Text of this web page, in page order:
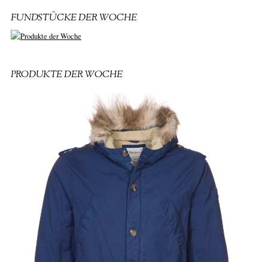
FUNDSTÜCKE DER WOCHE
PRODUKTE DER WOCHE